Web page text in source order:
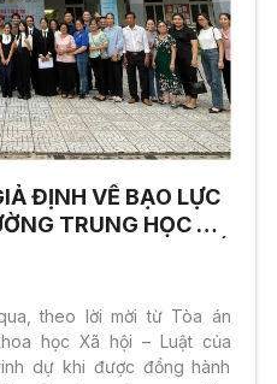
ĐỊNH VỀ BẠO LỰC
TRUNG HỌC CƠ
theo lời mời từ Tòa án
học Xã hội – Luật của
dự khi được đồng hành